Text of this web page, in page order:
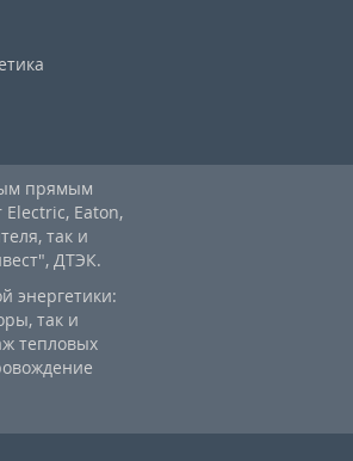
прямым
Eaton,
так и
ДТЭК.
энергетики:
так и
тепловых